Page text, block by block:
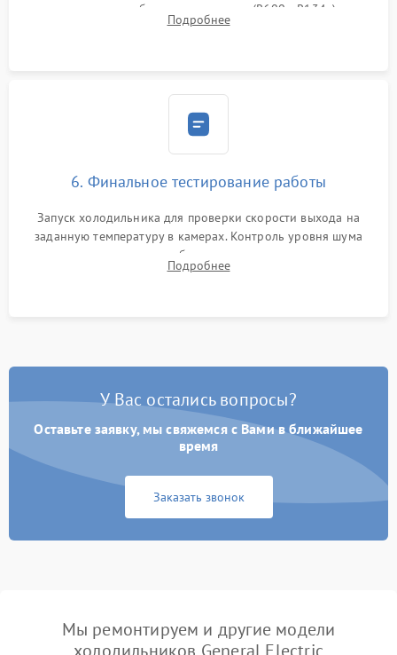
дозированным объемом хладагента (R600a, R134a) по
электронным весам. Контроль рабочего давления в системе.
Подробнее
6. Финальное тестирование работы
Запуск холодильника для проверки скорости выхода на
заданную температуру в камерах. Контроль уровня шума
компрессора, отсутствия обмерзания стенок и корректного
срабатывания системы автоматической оттайки.
Подробнее
У Вас остались вопросы?
Оставьте заявку, мы свяжемся с Вами в ближайшее
время
Заказать звонок
Мы ремонтируем и другие модели